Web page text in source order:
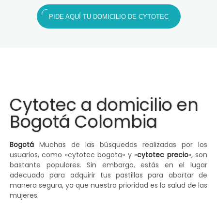
PIDE AQUÍ TU DOMICILIO DE CYTOTEC
Cytotec a domicilio en
Bogotá Colombia
Bogotá Muchas de las búsquedas realizadas por los
usuarios, como «cytotec bogota» y «cytotec precio«, son
bastante populares. Sin embargo, estás en el lugar
adecuado para adquirir tus pastillas para abortar de
manera segura, ya que nuestra prioridad es la salud de las
mujeres.